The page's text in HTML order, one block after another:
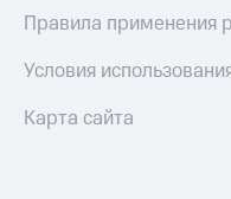
Правила применения
Условия
Карта сайта